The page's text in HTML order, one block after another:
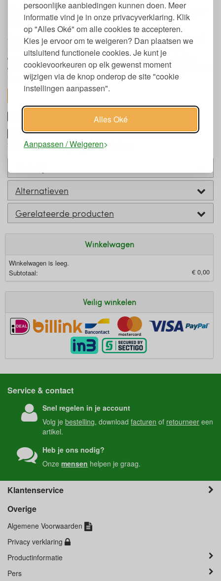
persoonlijke aanbiedingen kunnen doen. Meer
informatie vind je in onze privacyverklaring. Klik
op "Alles Oké" om alle cookies te accepteren.
Kies je ervoor om te weigeren? Dan plaatsen we
uitsluitend functionele cookies. Je kunt je
cookievoorkeuren op elk gewenst moment
wijzigen via de knop onderop de site "cookie
instellingen aanpassen".
Alles Oké
Aanpassen / Weigeren
Gebruik natuurlijke en vegan glasreiniger
Biobel
Spray de reiniger over het te reinigen oppervlak en veeg het af
met een schone en droge doek. Bij gebruik op gelakte of
geverniste oppervlakken sprayen op een vochtige doek. Het
gebruik van een afgemeten dosering helpt kosten te besparen en
het milieu minder te belasten.
Ingrediënten Glas,- en spiegelreiniger
Keurmerken en labels Biobel ecologische
was- en reinigingsmiddelen
Alternatieven
Gerelateerde producten
Winkelwagen
Winkelwagen is leeg.
Subtotaal:
€ 0,00
Veilig winkelen
Service & contact
Snel regelen in je account
Volg jebestelling, downloadfacturen of retourneer een
artikel.
Heb je ons nodig?
Onzemensen helpen je graag.
Klantenservice
Overige
Algemene Voorwaarden
Privacy verklaring
Productinformatie
Pers